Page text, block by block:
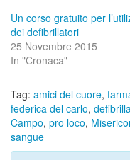
Un corso gratuito per
dei defibrillatori
25 Novembre 2015
In "Cronaca"
Tag: amici del cuore,
federica del carlo,
Campo, pro loco,
sangue